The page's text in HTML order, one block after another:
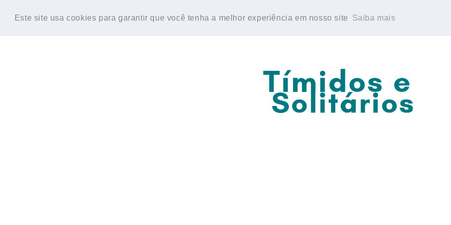
Este site usa cookies para garantir que você tenha a melhor experiência em nosso site Saiba mais
Este site usa cookies para garantir que você tenha a melhor experiência em nosso site Saiba mais
HOME CONTATO SOBRE TESTE DE PERSONALIDADE GRUPO DE WHATSAPP